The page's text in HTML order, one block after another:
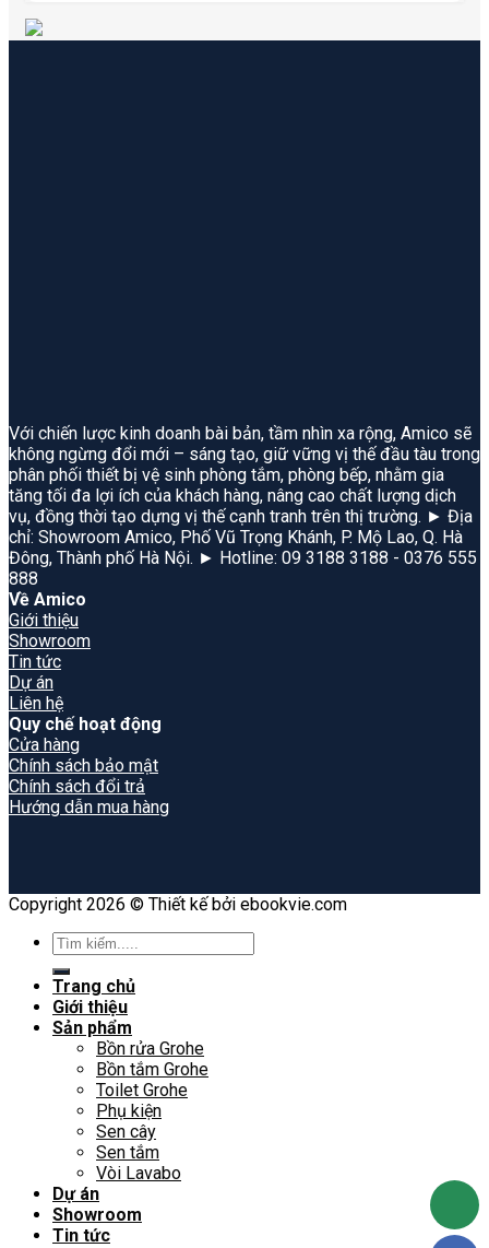
Với chiến lược kinh doanh bài bản, tầm nhìn xa rộng, Amico sẽ
không ngừng đổi mới – sáng tạo, giữ vững vị thế đầu tàu trong
phân phối thiết bị vệ sinh phòng tắm, phòng bếp, nhằm gia
tăng tối đa lợi ích của khách hàng, nâng cao chất lượng dịch
vụ, đồng thời tạo dựng vị thế cạnh tranh trên thị trường. ► Địa
chỉ: Showroom Amico, Phố Vũ Trọng Khánh, P. Mộ Lao, Q. Hà
Đông, Thành phố Hà Nội. ► Hotline: 09 3188 3188 - 0376 555
888
Về Amico
Giới thiệu
Showroom
Tin tức
Dự án
Liên hệ
Quy chế hoạt động
Cửa hàng
Chính sách bảo mật
Chính sách đổi trả
Hướng dẫn mua hàng
Copyright 2026 © Thiết kế bởi ebookvie.com
Search
for:
Trang chủ
Giới thiệu
Sản phẩm
Bồn rửa Grohe
Bồn tắm Grohe
Toilet Grohe
Phụ kiện
Sen cây
Sen tắm
Vòi Lavabo
Dự án
Showroom
Tin tức